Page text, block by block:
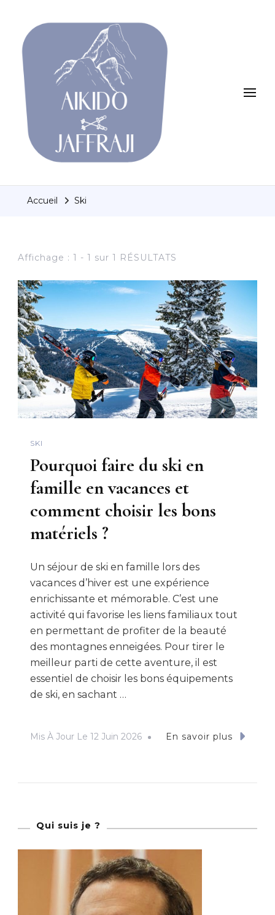
Aikido jaffraji
Le sport bien frais
Accueil Ski
Affichage : 1 - 1 sur 1 RÉSULTATS
SKI
Pourquoi faire du ski en
famille en vacances et
comment choisir les bons
matériels ?
Un séjour de ski en famille lors des
vacances d’hiver est une expérience
enrichissante et mémorable. C’est une
activité qui favorise les liens familiaux tout
en permettant de profiter de la beauté
des montagnes enneigées. Pour tirer le
meilleur parti de cette aventure, il est
essentiel de choisir les bons équipements
de ski, en sachant …
Mis À Jour Le 12 Juin 2026 En savoir plus
Qui suis je ?